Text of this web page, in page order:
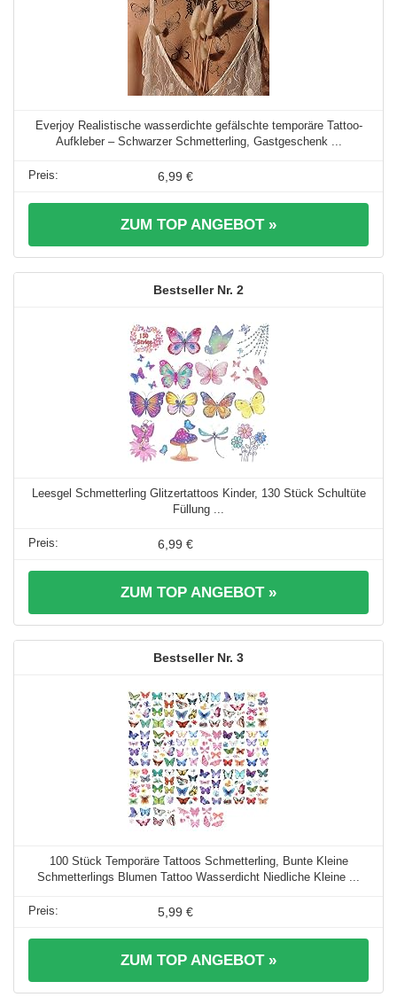
Everjoy Realistische wasserdichte gefälschte temporäre Tattoo-
Aufkleber – Schwarzer Schmetterling, Gastgeschenk ...
6,99 €
ZUM TOP ANGEBOT »
2
Leesgel Schmetterling Glitzertattoos Kinder, 130 Stück Schultüte
Füllung ...
6,99 €
ZUM TOP ANGEBOT »
3
100 Stück Temporäre Tattoos Schmetterling, Bunte Kleine
Schmetterlings Blumen Tattoo Wasserdicht Niedliche Kleine ...
5,99 €
ZUM TOP ANGEBOT »